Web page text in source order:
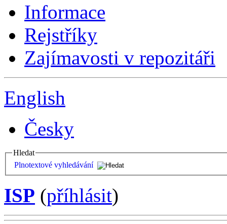
Informace
Rejstříky
Zajímavosti v repozitáři
English
Česky
Hledat
Plnotextové vyhledávání
ISP (příhlásit)